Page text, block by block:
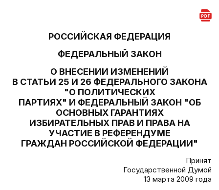
РОССИЙСКАЯ ФЕДЕРАЦИЯ
ФЕДЕРАЛЬНЫЙ ЗАКОН
О ВНЕСЕНИИ ИЗМЕНЕНИЙ
В СТАТЬИ 25 И 26 ФЕДЕРАЛЬНОГО ЗАКОНА
"О ПОЛИТИЧЕСКИХ
ПАРТИЯХ" И ФЕДЕРАЛЬНЫЙ ЗАКОН "ОБ
ОСНОВНЫХ ГАРАНТИЯХ
ИЗБИРАТЕЛЬНЫХ ПРАВ И ПРАВА НА
УЧАСТИЕ В РЕФЕРЕНДУМЕ
ГРАЖДАН РОССИЙСКОЙ ФЕДЕРАЦИИ"
Принят
Государственной Думой
13 марта 2009 года